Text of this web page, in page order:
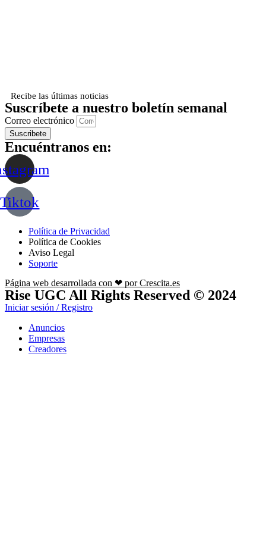
Recibe las últimas noticias
Suscríbete a nuestro boletín semanal
Correo electrónico
Suscribete
Encuéntranos en:
Tiktok
Política de Privacidad
Política de Cookies
Aviso Legal
Soporte
Página web desarrollada con ❤ por Crescita.es
Rise UGC All Rights Reserved © 2024
Iniciar sesión / Registro
Anuncios
Empresas
Creadores